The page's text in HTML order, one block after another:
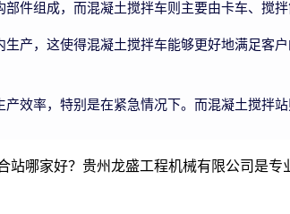
件组成，而混凝土搅拌车则主要由卡车、搅拌
产，这使得混凝土搅拌车能够更好地满足客
效率，特别是在紧急情况下。而混凝土搅拌
哪家好？贵州龙盛工程机械有限公司是